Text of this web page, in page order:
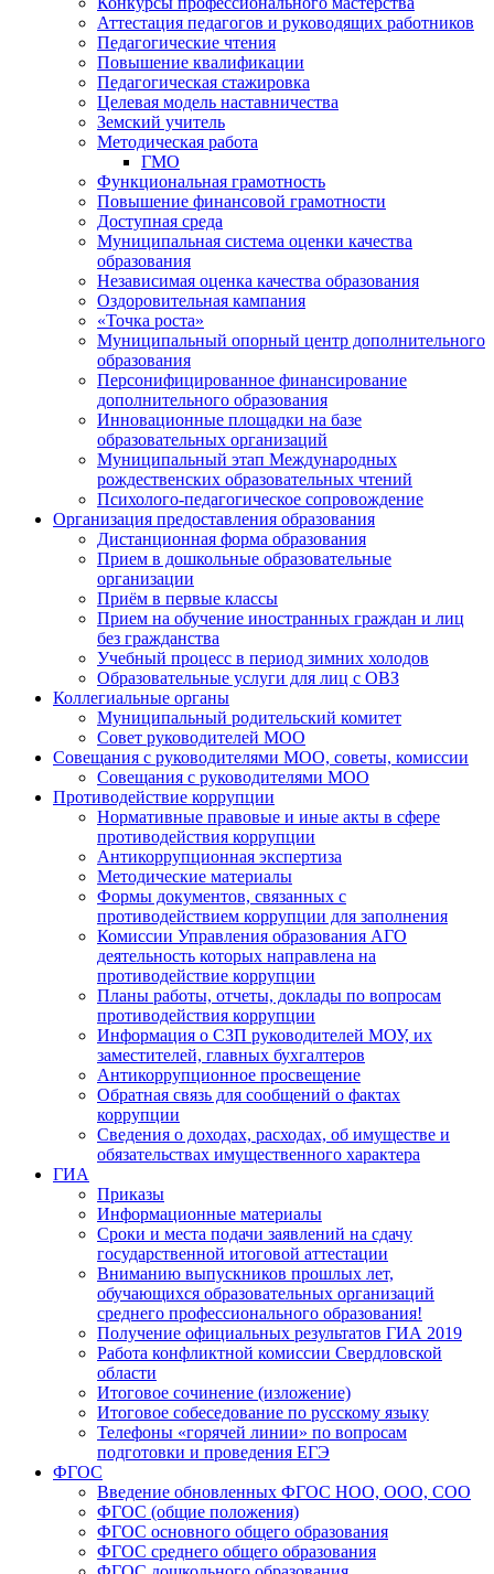
Аттестация педагогов и руководящих работников
Педагогические чтения
Повышение квалификации
Педагогическая стажировка
Целевая модель наставничества
Земский учитель
Методическая работа
ГМО
Функциональная грамотность
Повышение финансовой грамотности
Доступная среда
Муниципальная система оценки качества
образования
Независимая оценка качества образования
Оздоровительная кампания
«Точка роста»
Муниципальный опорный центр дополнительного
образования
Персонифицированное финансирование
дополнительного образования
Инновационные площадки на базе
образовательных организаций
Муниципальный этап Международных
рождественских образовательных чтений
Психолого-педагогическое сопровождение
Организация предоставления образования
Дистанционная форма образования
Прием в дошкольные образовательные
организации
Приём в первые классы
Прием на обучение иностранных граждан и лиц
без гражданства
Учебный процесс в период зимних холодов
Образовательные услуги для лиц с ОВЗ
Коллегиальные органы
Муниципальный родительский комитет
Совет руководителей МОО
Совещания с руководителями МОО, советы, комиссии
Совещания с руководителями МОО
Противодействие коррупции
Нормативные правовые и иные акты в сфере
противодействия коррупции
Антикоррупционная экспертиза
Методические материалы
Формы документов, связанных с
противодействием коррупции для заполнения
Комиссии Управления образования АГО
деятельность которых направлена на
противодействие коррупции
Планы работы, отчеты, доклады по вопросам
противодействия коррупции
Информация о СЗП руководителей МОУ, их
заместителей, главных бухгалтеров
Антикоррупционное просвещение
Обратная связь для сообщений о фактах
коррупции
Сведения о доходах, расходах, об имуществе и
обязательствах имущественного характера
ГИА
Приказы
Информационные материалы
Сроки и места подачи заявлений на сдачу
государственной итоговой аттестации
Вниманию выпускников прошлых лет,
обучающихся образовательных организаций
среднего профессионального образования!
Получение официальных результатов ГИА 2019
Работа конфликтной комиссии Свердловской
области
Итоговое сочинение (изложение)
Итоговое собеседование по русскому языку
Телефоны «горячей линии» по вопросам
подготовки и проведения ЕГЭ
ФГОС
Введение обновленных ФГОС НОО, ООО, СОО
ФГОС (общие положения)
ФГОС основного общего образования
ФГОС среднего общего образования